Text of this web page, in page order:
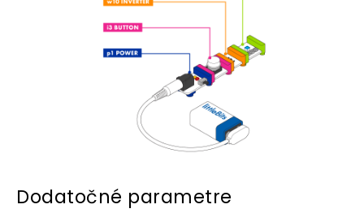
Dodatočné parametre